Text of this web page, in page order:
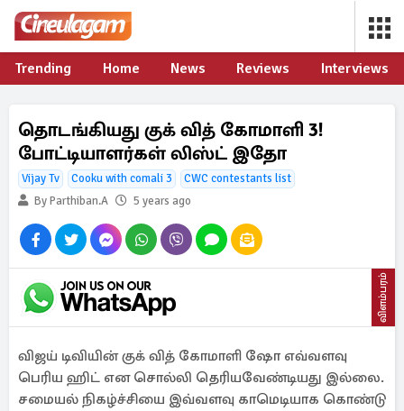
Trending Home News Reviews Interviews
தொடங்கியது குக் வித் கோமாளி 3!
போட்டியாளர்கள் லிஸ்ட் இதோ
Vijay Tv Cooku with comali 3
CWC contestants list
By Parthiban.A
5 years ago
விளம்பரம்
விஜய் டிவியின் குக் வித் கோமாளி ஷோ எவ்வளவு
பெரிய ஹிட் என சொல்லி தெரியவேண்டியது இல்லை.
சமையல் நிகழ்ச்சியை இவ்வளவு காமெடியாக கொண்டு